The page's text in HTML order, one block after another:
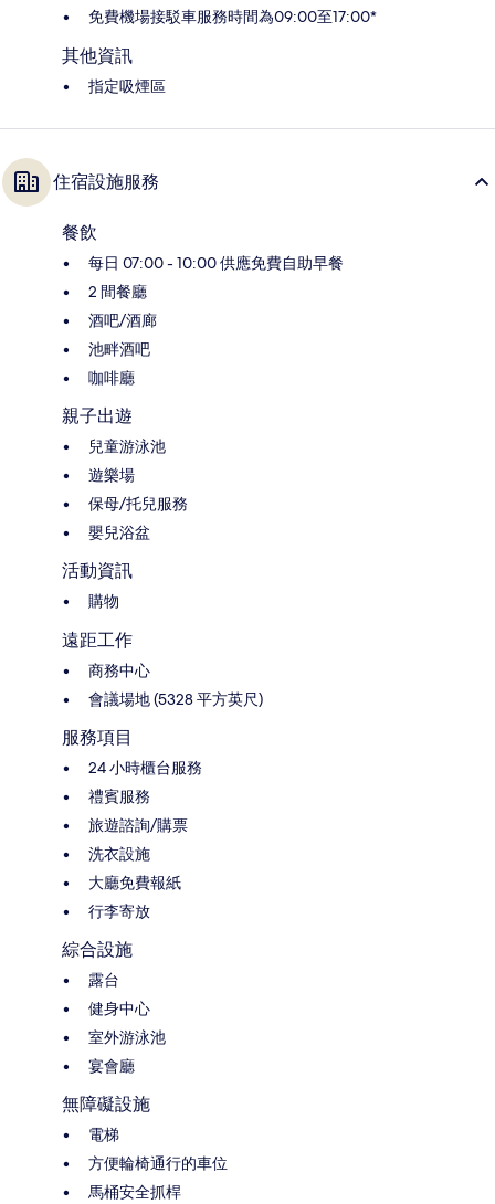
免費機場接駁車服務時間為09:00至17:00*
其他資訊
指定吸煙區
住宿設施服務
餐飲
每日 07:00 - 10:00 供應免費自助早餐
2 間餐廳
酒吧/酒廊
池畔酒吧
咖啡廳
親子出遊
兒童游泳池
遊樂場
保母/托兒服務
嬰兒浴盆
活動資訊
購物
遠距工作
商務中心
會議場地 (5328 平方英尺)
服務項目
24 小時櫃台服務
禮賓服務
旅遊諮詢/購票
洗衣設施
大廳免費報紙
行李寄放
綜合設施
露台
健身中心
室外游泳池
宴會廳
無障礙設施
電梯
方便輪椅通行的車位
馬桶安全抓桿